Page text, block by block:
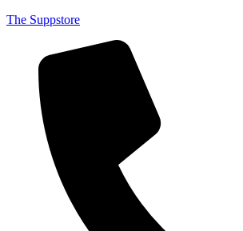
The Suppstore